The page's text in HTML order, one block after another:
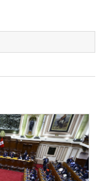
del Congreso de la
PARTICIPACIÓN A